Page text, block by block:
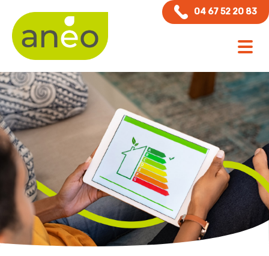
04 67 52 20 83